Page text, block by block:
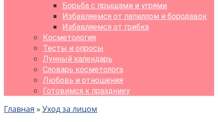
Борьба с прыщами и угрями
Избавляемся от папиллом и бородавок
Избавляемся от грибка
Косметология
Тесты и опросы
Лунный календарь
Словарь косметолога
Любовь и отношения
Готовимся к празднику
Главная » Уход за лицом